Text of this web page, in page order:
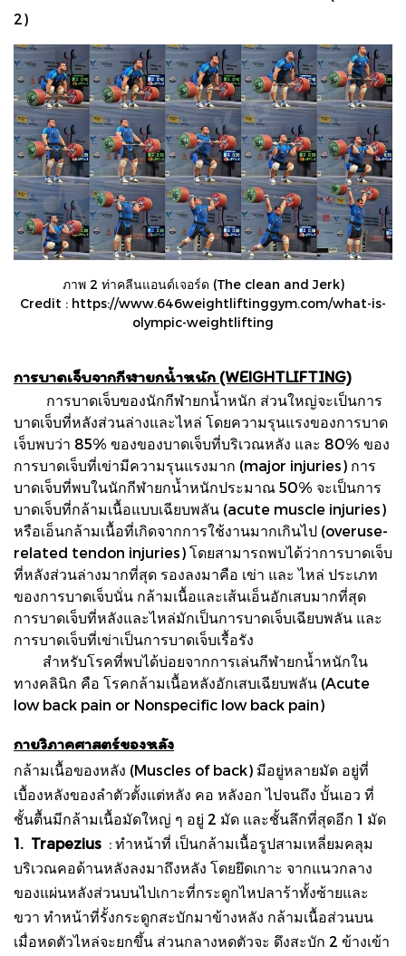
2)
ภาพ 2 ท่าคลีนแอนด์เจอร์ด (The clean and Jerk)
Credit : https://www.646weightliftinggym.com/what-is-
olympic-weightlifting
การบาดเจ็บจากกีฬายกน้ำหนัก (WEIGHTLIFTING)
การบาดเจ็บของนักกีฬายกน้ำหนัก ส่วนใหญ่จะเป็นการ
บาดเจ็บที่หลังส่วนล่างและไหล่ โดยความรุนแรงของการบาด
เจ็บพบว่า 85% ของของบาดเจ็บที่บริเวณหลัง และ 80% ของ
การบาดเจ็บที่เข่ามีความรุนแรงมาก (major injuries) การ
บาดเจ็บที่พบในนักกีฬายกน้ำหนักประมาณ 50% จะเป็นการ
บาดเจ็บที่กล้ามเนื้อแบบเฉียบพลัน (acute muscle injuries)
หรือเอ็นกล้ามเนื้อที่เกิดจากการใช้งานมากเกินไป (overuse-
related tendon injuries) โดยสามารถพบได้ว่าการบาดเจ็บ
ที่หลังส่วนล่างมากที่สุด รองลงมาคือ เข่า และ ไหล่ ประเภท
ของการบาดเจ็บนั่น กล้ามเนื้อและเส้นเอ็นอักเสบมากที่สุด
การบาดเจ็บที่หลังและไหล่มักเป็นการบาดเจ็บเฉียบพลัน และ
การบาดเจ็บที่เข่าเป็นการบาดเจ็บเรื้อรัง
สำหรับโรคที่พบได้บ่อยจากการเล่นกีฬายกน้ำหนักใน
ทางคลินิก คือ โรคกล้ามเนื้อหลังอักเสบเฉียบพลัน (Acute
low back pain or Nonspecific low back pain)
กายวิภาคศาสตร์ของหลัง
กล้ามเนื้อของหลัง (Muscles of back) มีอยู่หลายมัด อยู่ที่
เบื้องหลังของลำตัวตั้งแต่หลัง คอ หลังอก ไปจนถึง บั้นเอว ที่
ชั้นตื้นมีกล้ามเนื้อมัดใหญ่ ๆ อยู่ 2 มัด และชั้นลึกที่สุดอีก 1 มัด
1. Trapezius : ทำหน้าที่ เป็นกล้ามเนื้อรูปสามเหลี่ยมคลุม
บริเวณคอด้านหลังลงมาถึงหลัง โดยยึดเกาะ จากแนวกลาง
ของแผ่นหลังส่วนบนไปเกาะที่กระดูกไหปลาร้าทั้งซ้ายและ
ขวา ทำหน้าที่รั้งกระดูกสะบักมาข้างหลัง กล้ามเนื้อส่วนบน
เมื่อหดตัวไหล่จะยกขึ้น ส่วนกลางหดตัวจะ ดึงสะบัก 2 ข้างเข้า